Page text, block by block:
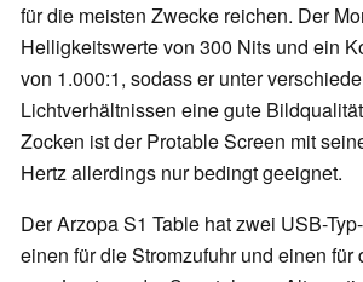
für die meisten Zwecke reichen. Der
Helligkeitswerte von 300 Nits und ein
von 1.000:1, sodass er unter
Lichtverhältnissen eine gute
Zocken ist der Protable Screen mit
Hertz allerdings nur bedingt geeignet.
Der Arzopa S1 Table hat zwei USB-
einen für die Stromzufuhr und einen für